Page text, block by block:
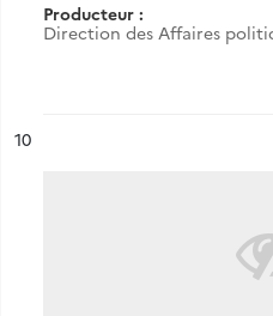
Producteur :
Direction des Affaires
n°
10